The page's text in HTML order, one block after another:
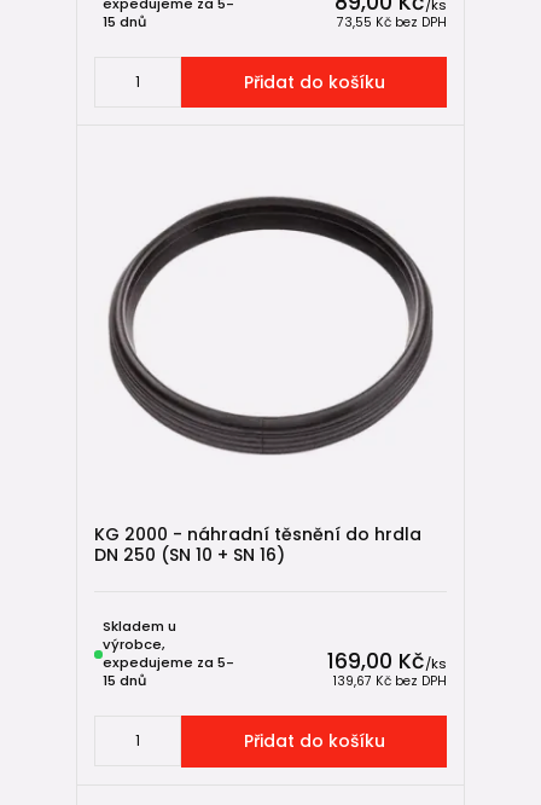
/ks
73,55 Kč bez DPH
15 dnů
Přidat do košíku
KG 2000 - náhradní těsnění do hrdla
DN 250 (SN 10 + SN 16)
169,00 Kč/ks
139,67 Kč bez DPH
Skladem u
výrobce,
expedujeme za 5-
15 dnů
Přidat do košíku